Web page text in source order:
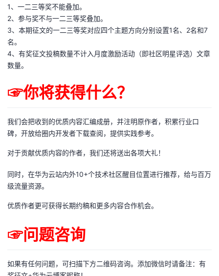
1、一二三等奖不能叠加。
2、参与奖不与一二三等奖叠加。
3、本期征文的一二三等奖对应四个主题方向分别设置1名、2名和7
名。
4、有奖征文投稿数量不计入月度激励活动（即社区明星评选）文章
数量。
☞你将获得什么？
我们会把收到的优质内容汇编成册，并注明原作者，积累行业口
碑，开放给圈内开发者下载查阅，提供实践参考。
对于贡献优质内容的作者，我们还将送出各项大礼！
同时，在华为云站内外10+个技术社区醒目位置进行推荐，给与百万
级流量资源。
优质作者更可获得长期约稿和更多内容合作机会。
☞问题咨询
如果有任何问题，可扫描下方二维码咨询。添加微信时请备注：有